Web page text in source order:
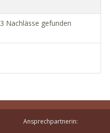
3 Nachlässe gefunden
Ansprechpartnerin: